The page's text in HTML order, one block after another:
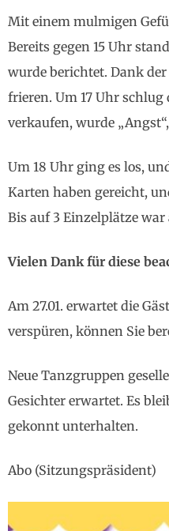
Mit einem mulmigen
Bereits gegen 15 Uhr
wurde berichtet. Dank
frieren. Um 17 Uhr
verkaufen, wurde
Um 18 Uhr ging es los,
Karten haben gereicht,
Bis auf 3 Einzelplätze war
Vielen Dank für diese
Am 27.01. erwartet die
verspüren, können Sie
Neue Tanzgruppen
Gesichter erwartet. Es
gekonnt unterhalten.
Abo (Sitzungspräsident)